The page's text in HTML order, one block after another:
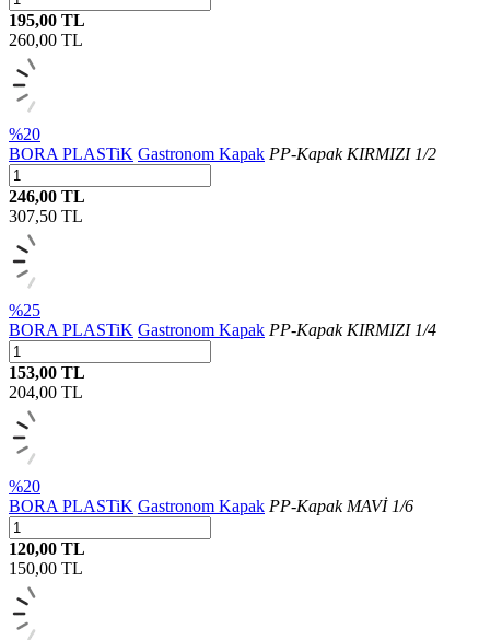
195,00 TL
260,00 TL
%20
BORA PLASTiK Gastronom Kapak PP-Kapak KIRMIZI 1/2
246,00 TL
307,50 TL
%25
BORA PLASTiK Gastronom Kapak PP-Kapak KIRMIZI 1/4
153,00 TL
204,00 TL
%20
BORA PLASTiK Gastronom Kapak PP-Kapak MAVİ 1/6
120,00 TL
150,00 TL